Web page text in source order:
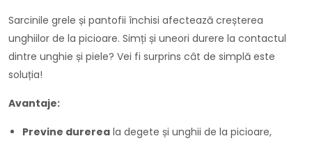
Sarcinile grele și pantofii închisi afectează creșterea
unghiilor de la picioare. Simți și uneori durere la contactul
dintre unghie și piele? Vei fi surprins cât de simplă este
soluția!
Avantaje:
Previne durerea la degete și unghii de la picioare,